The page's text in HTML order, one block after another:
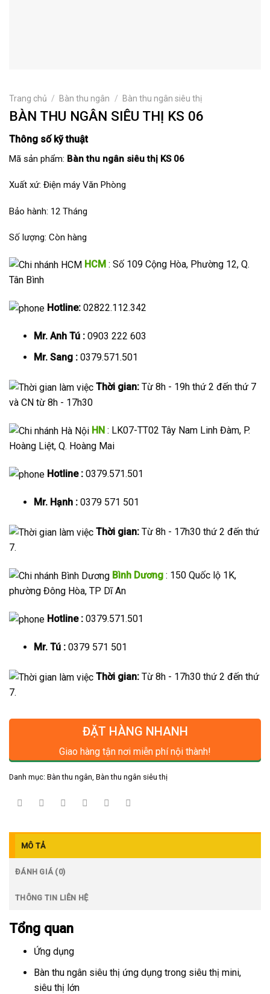
Trang chủ / Bàn thu ngân / Bàn thu ngân siêu thị
BÀN THU NGÂN SIÊU THỊ KS 06
Thông số kỹ thuật
Mã sản phẩm: Bàn thu ngân siêu thị KS 06
Xuất xứ: Điện máy Văn Phòng
Bảo hành: 12 Tháng
Số lượng: Còn hàng
HCM : Số 109 Cộng Hòa, Phường 12, Q.
Tân Bình
Hotline: 02822.112.342
Mr. Anh Tú :0903 222 603
Mr. Sang :0379.571.501
Thời gian: Từ 8h - 19h thứ 2 đến thứ 7
và CN từ 8h - 17h30
HN : LK07-TT02 Tây Nam Linh Đàm, P.
Hoàng Liệt, Q. Hoàng Mai
Hotline : 0379.571.501
Mr. Hạnh :0379 571 501
Thời gian: Từ 8h - 17h30 thứ 2 đến thứ
7.
Bình Dương : 150 Quốc lộ 1K,
phường Đông Hòa, TP Dĩ An
Hotline : 0379.571.501
Mr. Tú :0379 571 501
Thời gian: Từ 8h - 17h30 thứ 2 đến thứ
7.
ĐẶT HÀNG NHANH
Giao hàng tận nơi miễn phí nội thành!
Danh mục: Bàn thu ngân, Bàn thu ngân siêu thị
MÔ TẢ
ĐÁNH GIÁ (0)
THÔNG TIN LIÊN HỆ
Tổng quan
Ứng dụng
Bàn thu ngân siêu thị ứng dụng trong siêu thị mini,
siêu thị lớn